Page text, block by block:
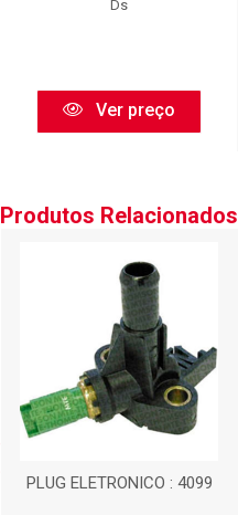
Ds
Ver preço
Produtos Relacionados
PLUG ELETRONICO : 4099